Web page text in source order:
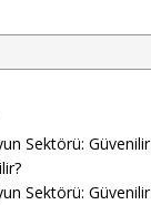
Sektörü: Güvenilir
Sektörü: Güvenilir